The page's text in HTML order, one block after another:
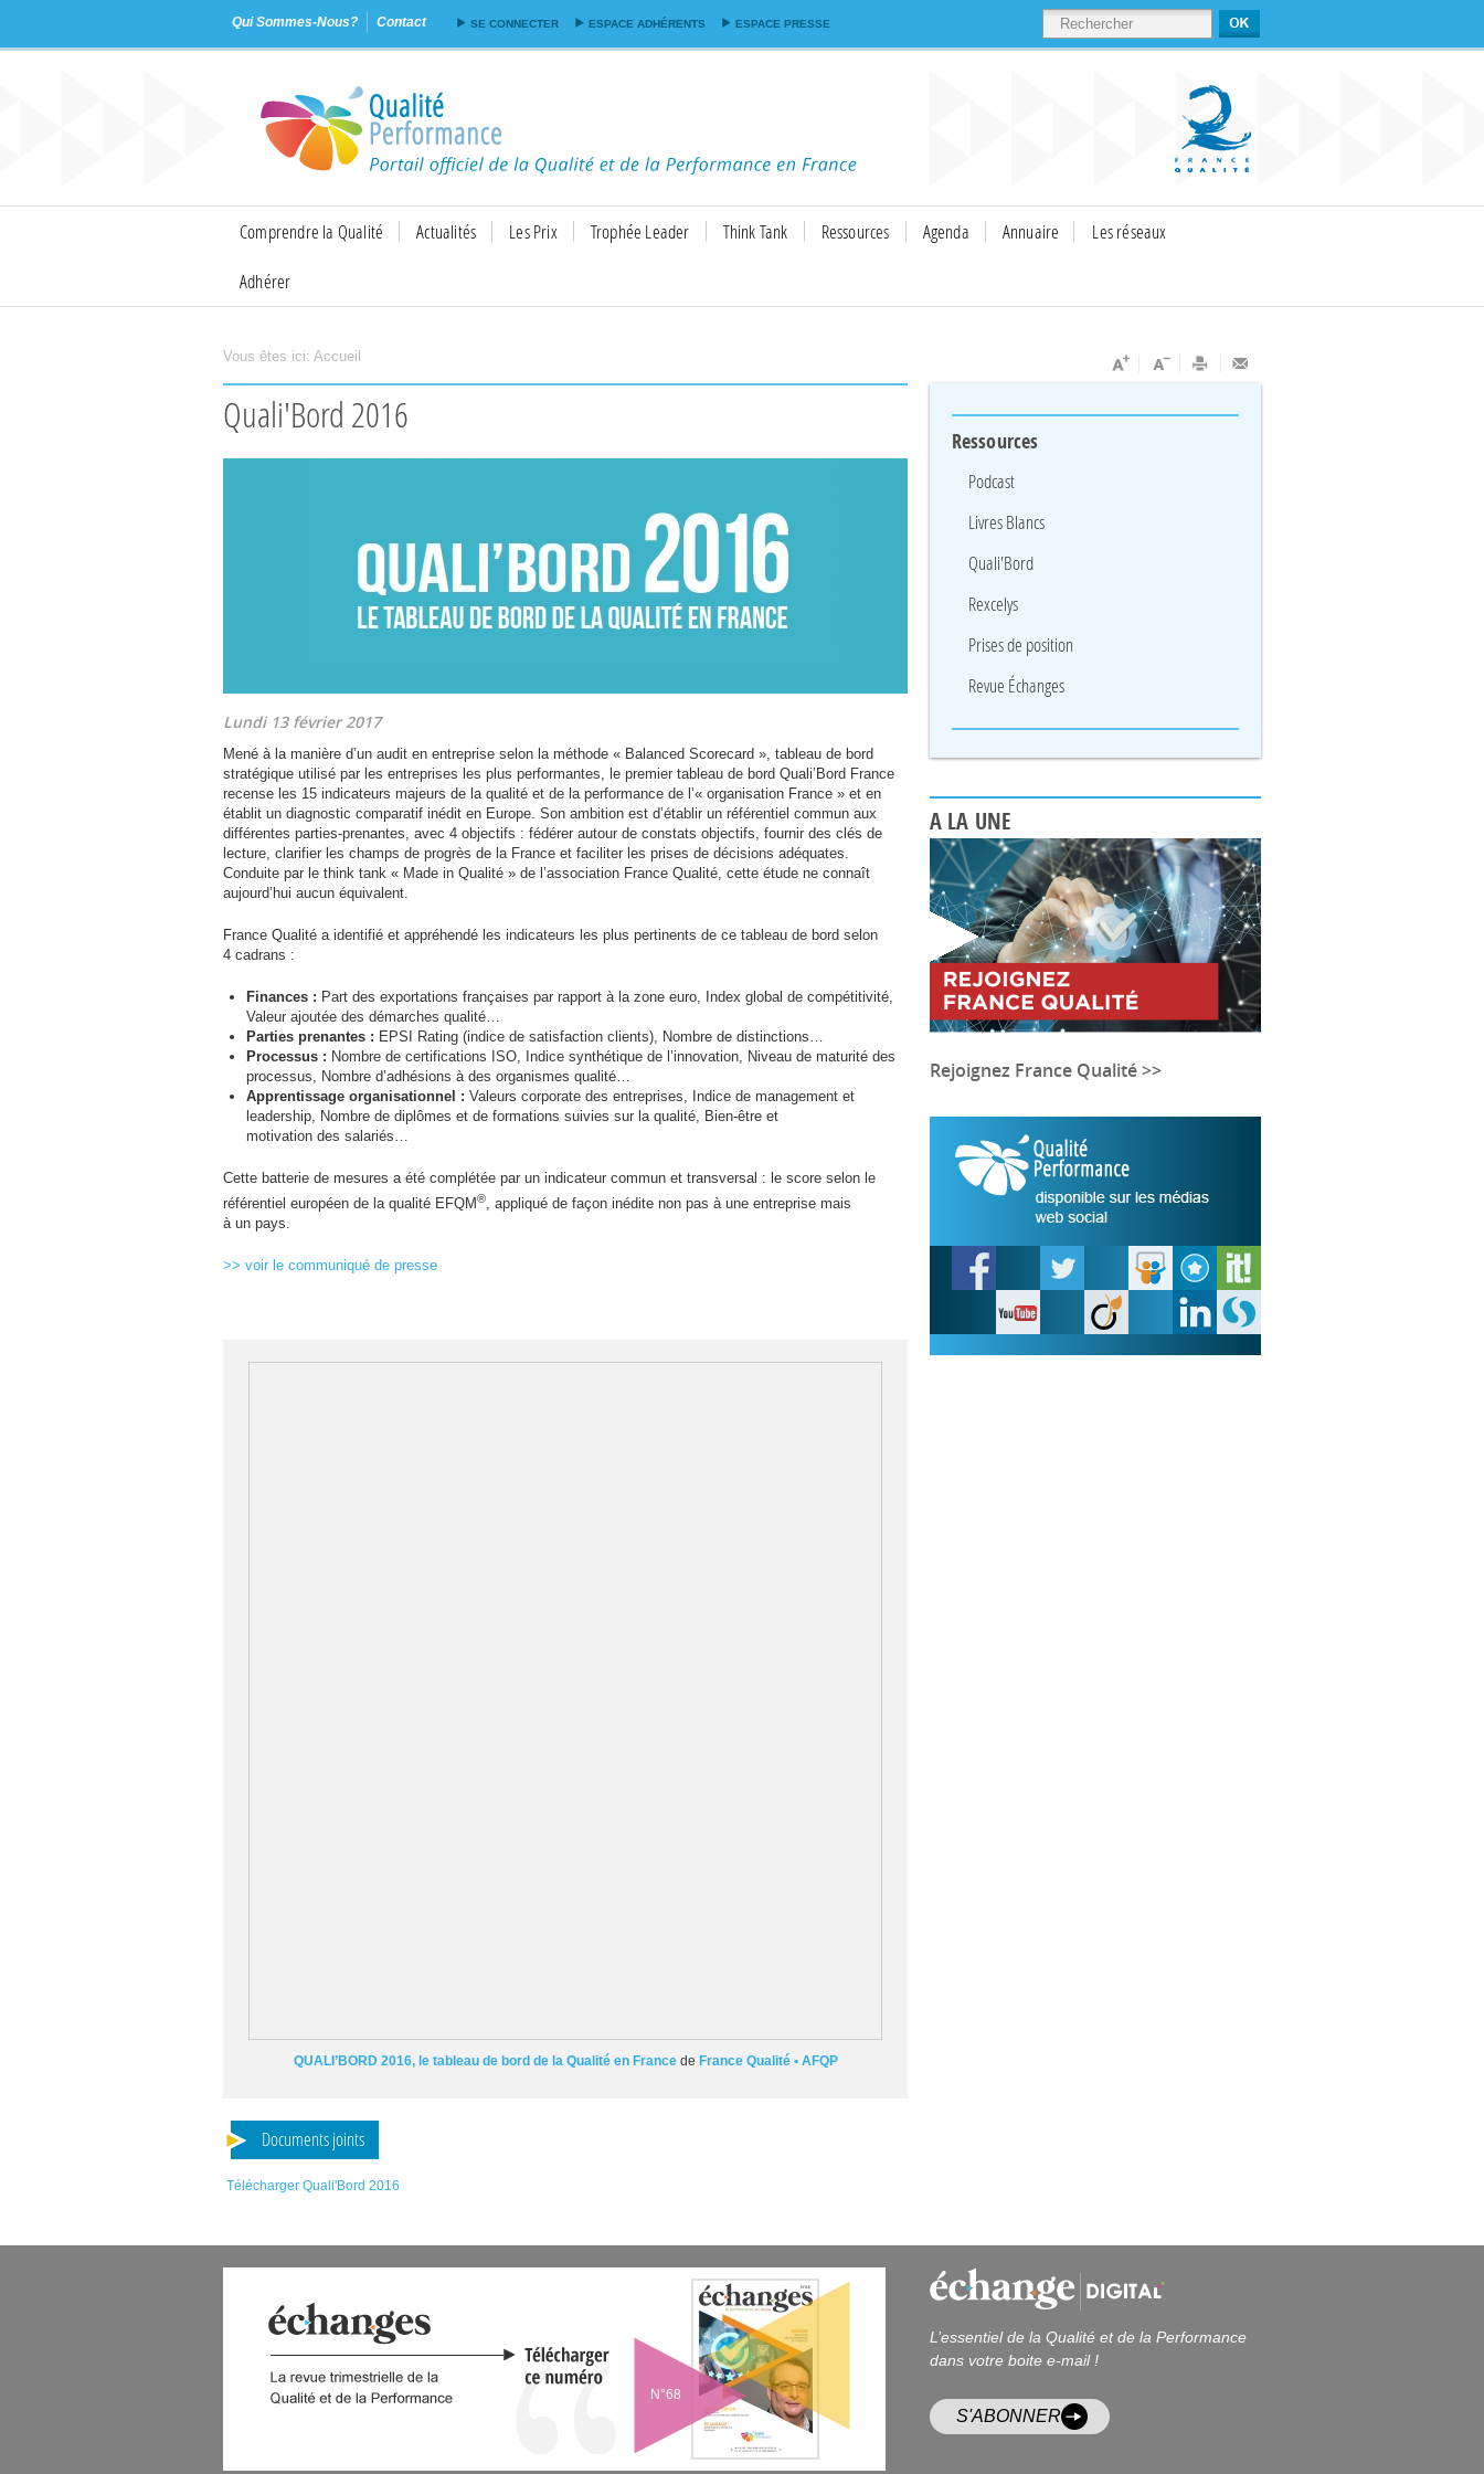
contenu
principal
Qui Sommes-Nous? Contact SE CONNECTER ESPACE ADHÉRENTS ESPACE PRESSE RECHERCHER
Comprendre la Qualité Actualités Les Prix Trophée Leader Think Tank Ressources Agenda Annuaire
Les réseaux
Adhérer
Vous êtes ici: Accueil
Quali'Bord 2016
Lundi 13 février 2017
Mené à la manière d’un audit en entreprise selon la méthode « Balanced Scorecard », tableau de bord
stratégique utilisé par les entreprises les plus performantes, le premier tableau de bord Quali’Bord France
recense les 15 indicateurs majeurs de la qualité et de la performance de l’« organisation France » et en
établit un diagnostic comparatif inédit en Europe. Son ambition est d’établir un référentiel commun aux
différentes parties-prenantes, avec 4 objectifs : fédérer autour de constats objectifs, fournir des clés de
lecture, clarifier les champs de progrès de la France et faciliter les prises de décisions adéquates.
Conduite par le think tank « Made in Qualité » de l’association France Qualité, cette étude ne connaît
aujourd’hui aucun équivalent.
France Qualité a identifié et appréhendé les indicateurs les plus pertinents de ce tableau de bord selon
4 cadrans :
Finances : Part des exportations françaises par rapport à la zone euro, Index global de compétitivité,
Valeur ajoutée des démarches qualité…
Parties prenantes : EPSI
Rating (indice de satisfaction clients), Nombre de distinctions…
Processus : Nombre de certifications ISO, Indice synthétique de l’innovation, Niveau de maturité des
processus, Nombre d’adhésions à des organismes qualité…
Apprentissage organisationnel : Valeurs corporate des entreprises, Indice de management et
leadership, Nombre de diplômes et de formations suivies sur la qualité, Bien-être et
motivation des salariés…
Cette batterie de mesures a été complétée par un indicateur commun et transversal : le score selon le
référentiel européen de la qualité EFQM®, appliqué de façon inédite non pas à une entreprise mais
à un pays.
>> voir le communiqué de presse
QUALI’BORD 2016, le tableau de bord de la Qualité en France de France Qualité • AFQP
Documents joints
Télécharger Quali'Bord 2016
Ressources
Podcast
Livres Blancs
Quali'Bord
Rexcelys
Prises de position
Revue Échanges
A LA UNE
Rejoignez France Qualité >>
N°68
L’essentiel de la Qualité et de la Performance
dans votre boite e-mail !
S'ABONNER